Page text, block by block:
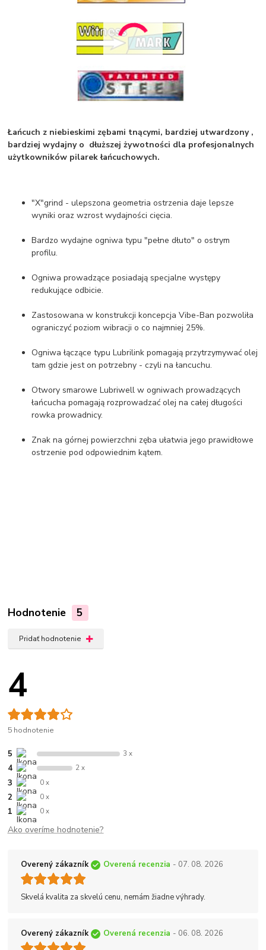
Łańcuch z niebieskimi zębami tnącymi, bardziej utwardzony ,
bardziej wydajny o dłuższej żywotności dla profesjonalnych
użytkowników pilarek łańcuchowych.
"X"grind - ulepszona geometria ostrzenia daje lepsze
wyniki oraz wzrost wydajności cięcia.
Bardzo wydajne ogniwa typu "pełne dłuto" o ostrym
profilu.
Ogniwa prowadzące posiadają specjalne występy
redukujące odbicie.
Zastosowana w konstrukcji koncepcja Vibe-Ban pozwoliła
ograniczyć poziom wibracji o co najmniej 25%.
Ogniwa łączące typu Lubrilink pomagają przytrzymywać olej
tam gdzie jest on potrzebny - czyli na łancuchu.
Otwory smarowe Lubriwell w ogniwach prowadzących
łańcucha pomagają rozprowadzać olej na całej długości
rowka prowadnicy.
Znak na górnej powierzchni zęba ułatwia jego prawidłowe
ostrzenie pod odpowiednim kątem.
Hodnotenie 5
Pridať hodnotenie
4
5 hodnotenie
5 3 x
4 2 x
3 0 x
2 0 x
1 0 x
Ako overíme hodnotenie?
Overený zákazník Overená recenzia - 07. 08. 2026
Skvelá kvalita za skvelú cenu, nemám žiadne výhrady.
Overený zákazník Overená recenzia - 06. 08. 2026